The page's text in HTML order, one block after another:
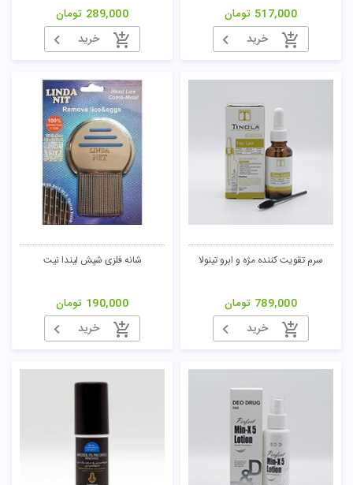
517,000 تومان
خرید
289,000 تومان
خرید
سرم تقویت کننده مژه و ابرو تینولا
789,000 تومان
خرید
شانه فلزی شپش لیندا نیت
190,000 تومان
خرید